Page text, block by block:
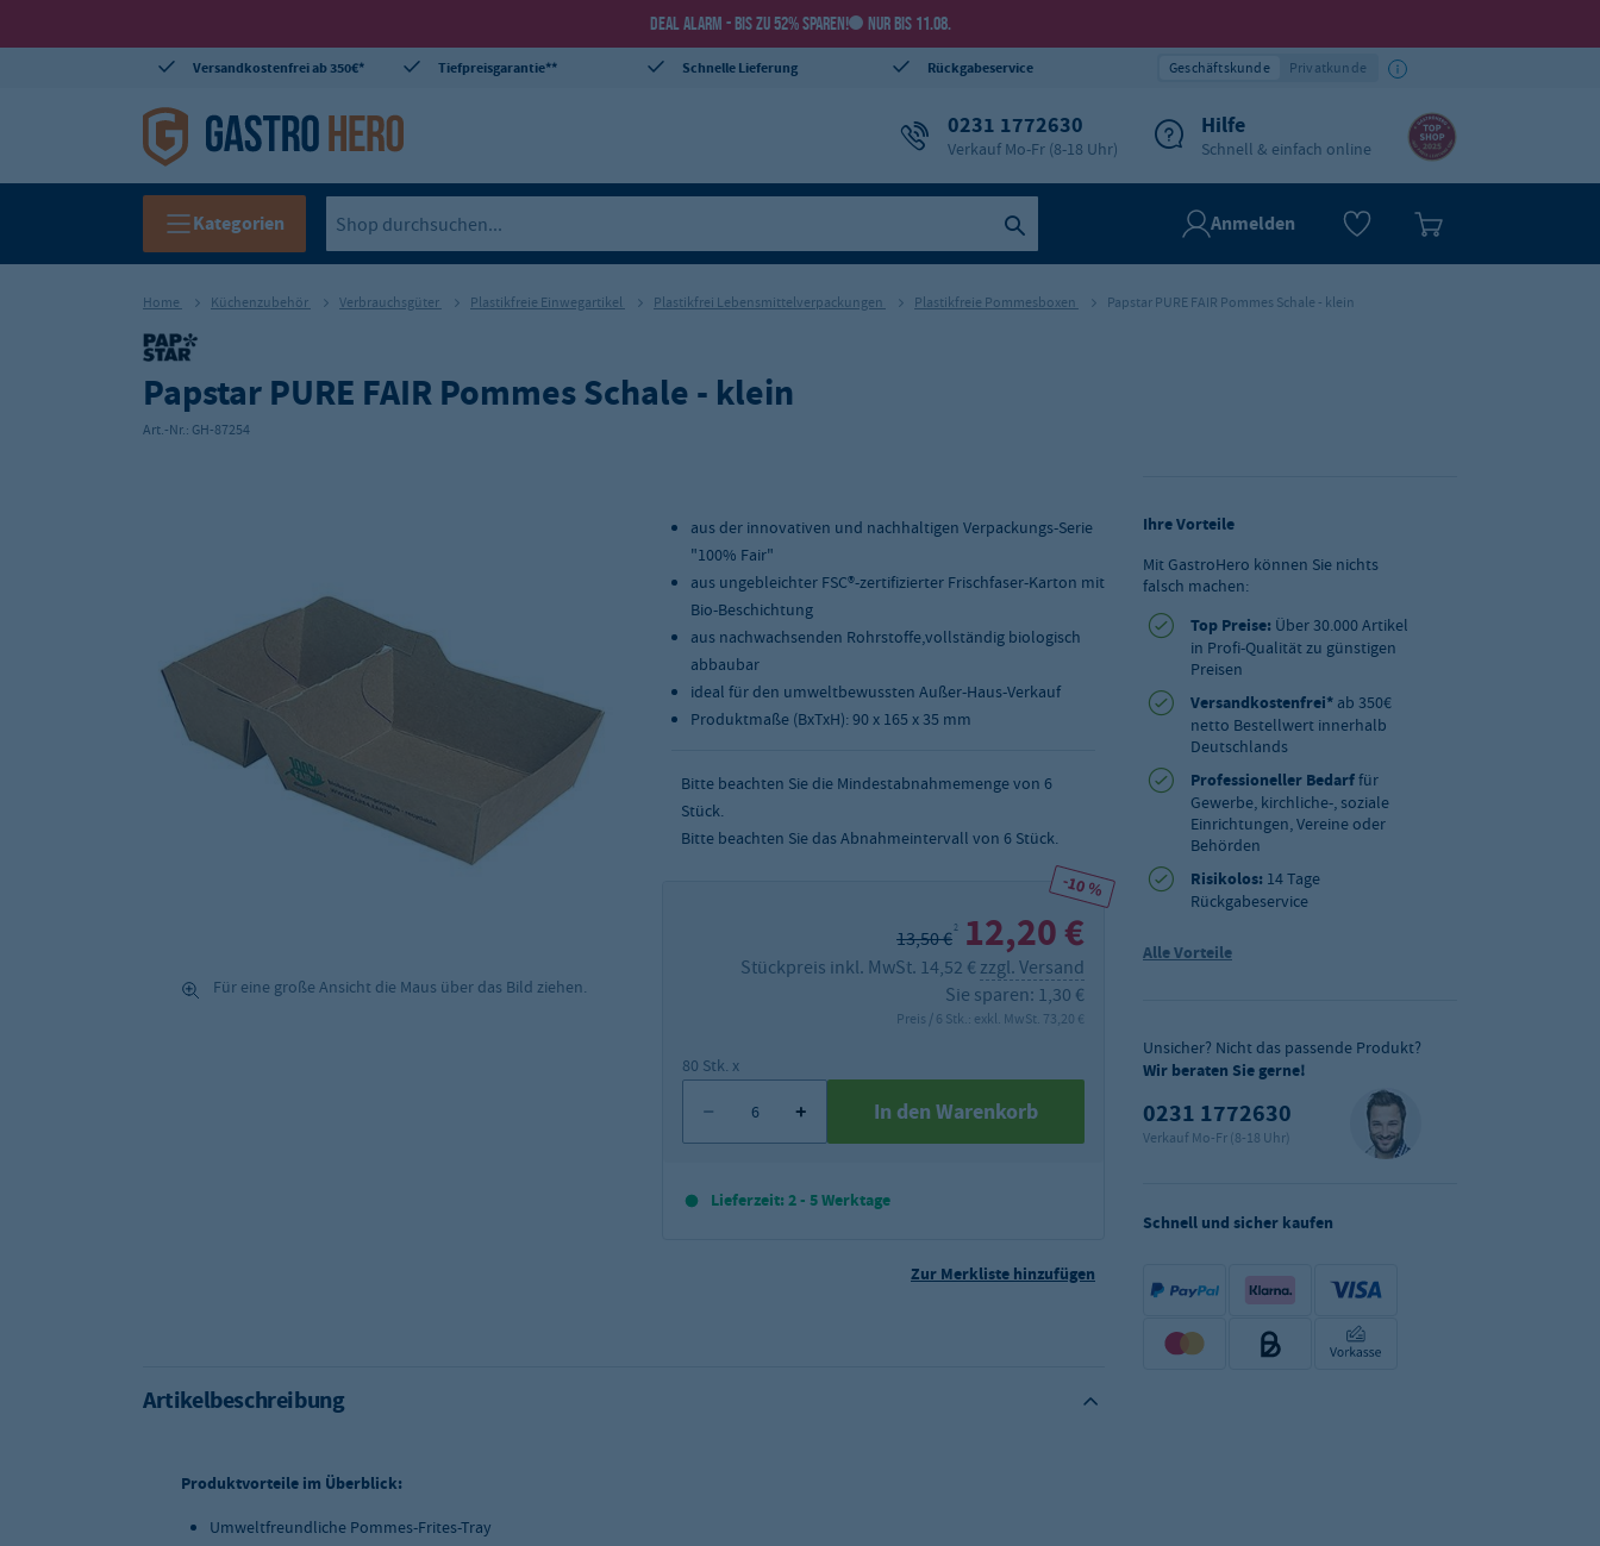
DEAL ALARM - BIS ZU 52% SPAREN! NUR BIS 11.08.
Versandkostenfrei ab 350€* Tiefpreisgarantie** Schnelle Lieferung Rückgabeservice Geschäftskunde Privatkunde
0231 1772630
Verkauf Mo-Fr (8-18 Uhr)
Hilfe
Schnell & einfach online
Kategorien Anmelden
Home Küchenzubehör Verbrauchsgüter Plastikfreie Einwegartikel Plastikfrei Lebensmittelverpackungen Plastikfreie Pommesboxen Papstar PURE FAIR Pommes Schale - klein
Papstar PURE FAIR Pommes Schale - klein
Art.-Nr.: GH-87254
Für eine große Ansicht die Maus über das Bild ziehen.
aus der innovativen und nachhaltigen Verpackungs-Serie
"100% Fair"
aus ungebleichter FSC®-zertifizierter Frischfaser-Karton mit
Bio-Beschichtung
aus nachwachsenden Rohrstoffe,vollständig biologisch
abbaubar
ideal für den umweltbewussten Außer-Haus-Verkauf
Produktmaße (BxTxH): 90 x 165 x 35 mm
Bitte beachten Sie die Mindestabnahmemenge von 6
Stück.
Bitte beachten Sie das Abnahmeintervall von 6 Stück.
-10 %
13,50 €2 12,20 €
Stückpreis inkl. MwSt. 14,52 € zzgl. Versand
Sie sparen: 1,30 €
Preis / 6 Stk.: exkl. MwSt. 73,20 €
80 Stk. x
In den Warenkorb
Lieferzeit: 2 - 5 Werktage
Zur Merkliste hinzufügen
Artikelbeschreibung
Produktvorteile im Überblick:
Umweltfreundliche Pommes-Frites-Tray
Ihre Vorteile
Mit GastroHero können Sie nichts
falsch machen:
Top Preise: Über 30.000 Artikel
in Profi-Qualität zu günstigen
Preisen
Versandkostenfrei* ab 350€
netto Bestellwert innerhalb
Deutschlands
Professioneller Bedarffür
Gewerbe, kirchliche-, soziale
Einrichtungen, Vereine oder
Behörden
Risikolos: 14 Tage
Rückgabeservice
Alle Vorteile
Unsicher? Nicht das passende Produkt?
Wir beraten Sie gerne!
0231 1772630
Verkauf Mo-Fr (8-18 Uhr)
Schnell und sicher kaufen